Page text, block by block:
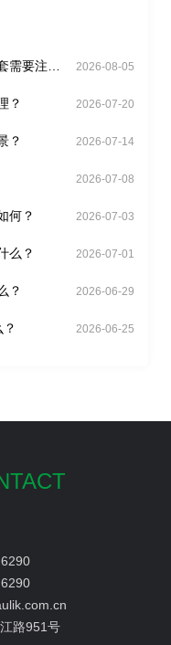
需要注意
2026-08-05
？ 2026-07-20
？ 2026-07-14
2026-07-08
何？ 2026-07-03
么？ 2026-07-01
？ 2026-06-29
2026-06-25
路951号